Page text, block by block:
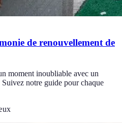
de renouvellement de
moment inoubliable avec un
notre guide pour chaque